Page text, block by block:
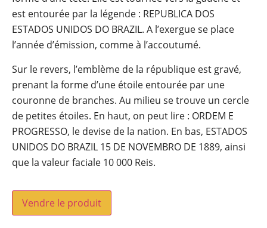
est entourée par la légende : REPUBLICA DOS
ESTADOS UNIDOS DO BRAZIL. A l’exergue se place
l’année d’émission, comme à l’accoutumé.
Sur le revers, l’emblème de la république est gravé,
prenant la forme d’une étoile entourée par une
couronne de branches. Au milieu se trouve un cercle
de petites étoiles. En haut, on peut lire : ORDEM E
PROGRESSO, le devise de la nation. En bas, ESTADOS
UNIDOS DO BRAZIL 15 DE NOVEMBRO DE 1889, ainsi
que la valeur faciale 10 000 Reis.
Vendre le produit